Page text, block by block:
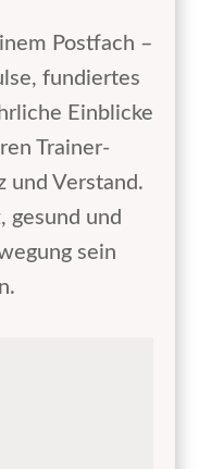
Postfach –
fundiertes
Einblicke
Trainer-
und Verstand.
gesund und
sein